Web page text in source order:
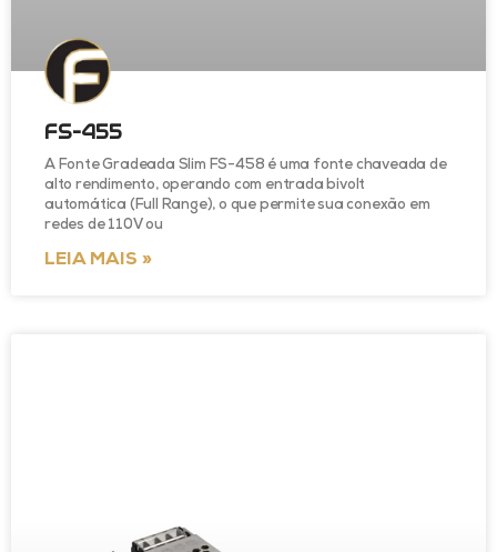
FS-455
A Fonte Gradeada Slim FS-458 é uma fonte chaveada de
alto rendimento, operando com entrada bivolt
automática (Full Range), o que permite sua conexão em
redes de 110V ou
LEIA MAIS »